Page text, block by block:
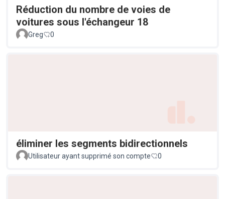
Réduction du nombre de voies de
voitures sous l'échangeur 18
Greg 0
éliminer les segments bidirectionnels
Utilisateur ayant supprimé son compte 0